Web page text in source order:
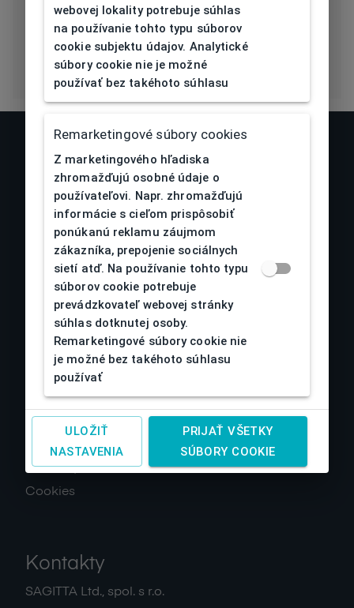
Flex Nie
O nás
Obchodné podmienky
Reklamácia a vrátenie tovaru
Doprava a platby
Spracovanie osobných údajov
Návody
Kontakty
Cookies
Kontakty
SAGITTA Ltd., spol. s r.o.
webovej lokality potrebuje súhlas
na používanie tohto typu súborov
cookie subjektu údajov. Analytické
súbory cookie nie je možné
používať bez takéhoto súhlasu
Remarketingové súbory cookies
Z marketingového hľadiska
zhromažďujú osobné údaje o
používateľovi. Napr. zhromažďujú
informácie s cieľom prispôsobiť
ponúkanú reklamu záujmom
zákazníka, prepojenie sociálnych
sietí atď. Na používanie tohto typu
súborov cookie potrebuje
prevádzkovateľ webovej stránky
súhlas dotknutej osoby.
Remarketingové súbory cookie nie
je možné bez takéhoto súhlasu
používať
ULOŽIŤ
NASTAVENIA
PRIJAŤ VŠETKY
SÚBORY COOKIE